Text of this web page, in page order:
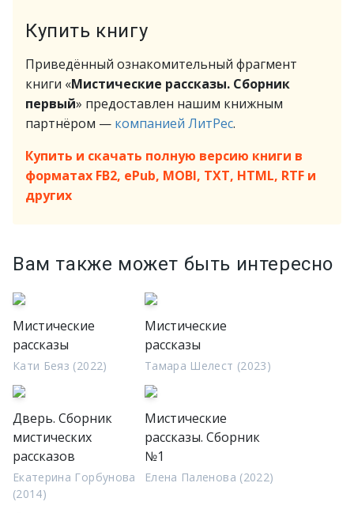
Купить книгу
Приведённый ознакомительный фрагмент
книги «Мистические рассказы. Сборник
первый» предоставлен нашим книжным
партнёром — компанией ЛитРес.
Купить и скачать полную версию книги в
форматах FB2, ePub, MOBI, TXT, HTML, RTF и
других
Вам также может быть интересно
Мистические
рассказы
Кати Беяз (2022)
Мистические
рассказы
Тамара Шелест (2023)
Дверь. Сборник
мистических
рассказов
Екатерина Горбунова
(2014)
Мистические
рассказы. Сборник
№1
Елена Паленова (2022)